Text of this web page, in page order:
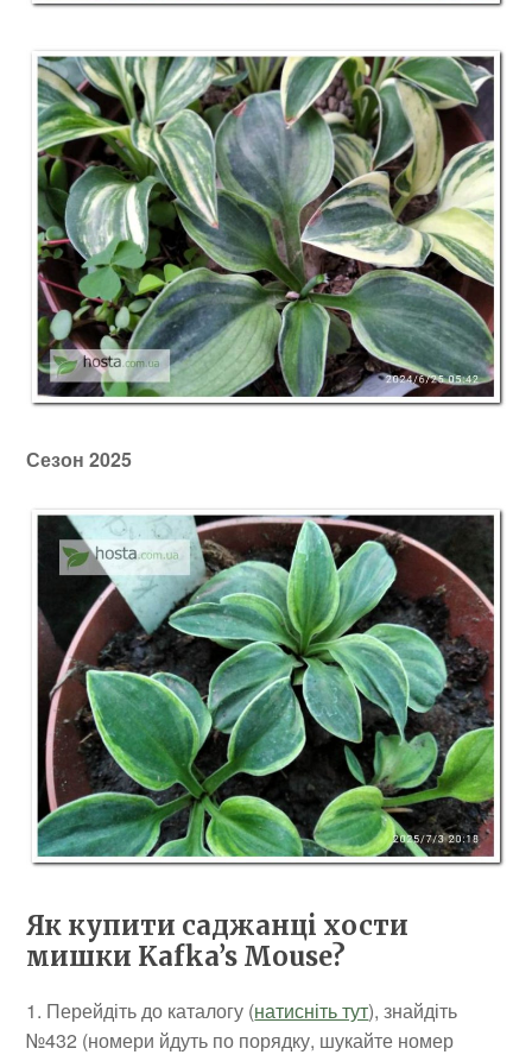
Сезон 2025
Як купити саджанці хости
мишки Kafka’s Mouse?
1. Перейдіть до каталогу (натисніть тут), знайдіть
№432 (номери йдуть по порядку, шукайте номер